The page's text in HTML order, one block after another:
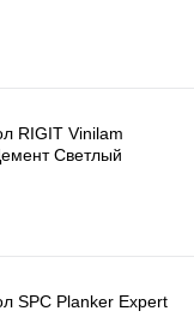
RIGIT Vinilam
Светлый
SPC Planker Expert